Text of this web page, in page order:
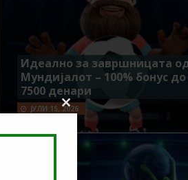
Идеално за завршницата
Мундијалот – 100% бонус до
7500 денари
ЈУЛИ 15, 2026
Close
module